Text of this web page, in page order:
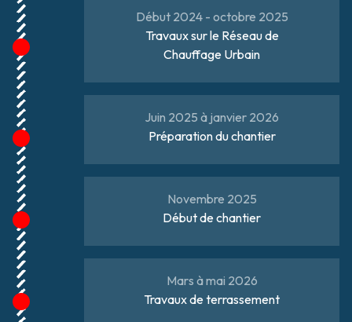
Travaux sur le Réseau de
Chauffage Urbain
Début 2024 - octobre 2025
Préparation du chantier
Juin 2025 à janvier 2026
Début de chantier
Novembre 2025
Travaux de terrassement
Mars à mai 2026